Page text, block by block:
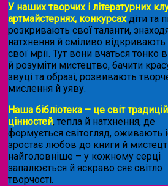
У наших творчих і літературних
артмайстернях, конкурсахдіти та
розкривають свої таланти,
натхнення й сміливо відкривають
свої мрії. Тут вони вчаться тонко
й розуміти мистецтво, бачити
звуці та образі, розвивають
мислення й уяву.
Наша бібліотека – це світ традицій
цінностей, тепла й натхнення, де
формується світогляд, оживають
зростає любов до книги й
найголовніше – у кожному серці
запалюється й яскраво сяє світло
творчості.